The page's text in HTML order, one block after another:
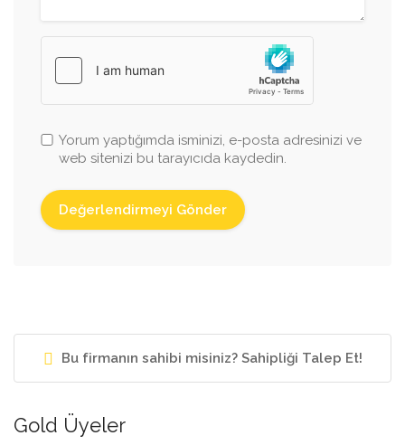
Yorum yaptığımda isminizi, e-posta adresinizi ve
web sitenizi bu tarayıcıda kaydedin.
Bu firmanın sahibi misiniz? Sahipliği Talep Et!
Gold Üyeler